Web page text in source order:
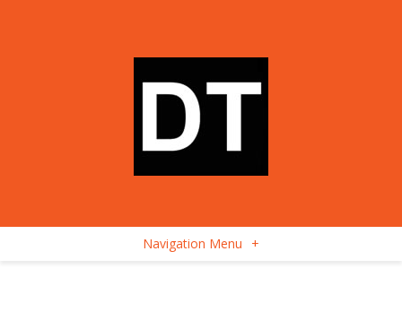
Navigation Menu +